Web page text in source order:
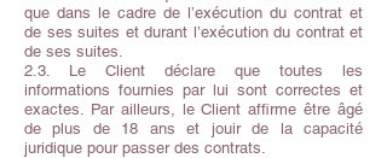
que dans le cadre de l’exécution du contrat et
de ses suites et durant l’exécution du contrat et
de ses suites.
2.3. Le Client déclare que toutes les
informations fournies par lui sont correctes et
exactes. Par ailleurs, le Client affirme être âgé
de plus de 18 ans et jouir de la capacité
juridique pour passer des contrats.